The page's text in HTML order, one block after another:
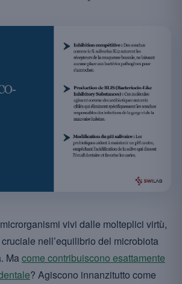
vivi dalle molteplici virtù,
nell’equilibrio del microbiota
Macome contribuiscono esattamente
? Agiscono innanzitutto come